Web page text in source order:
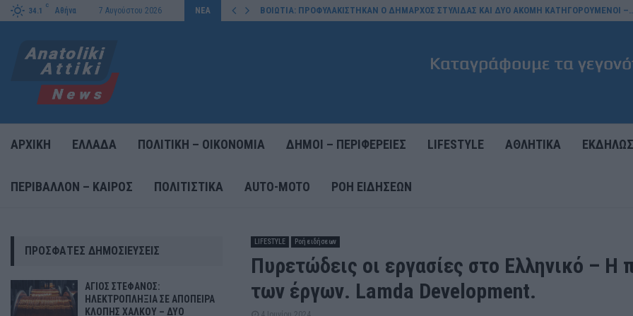
34.1
C
Αθήνα 7 Αυγούστου 2026 ΝΕΑ
– ΔΥΟ ΣΥΛΛΗΨΕΙΣ… ΒΟΙΩΤΙΑ: ΠΡΟΦΥΛΑΚΙΣΤΗΚΑΝ Ο ΔΗΜΑΡΧΟΣ ΣΤΥΛΙΔΑΣ ΚΑΙ ΔΥΟ ΑΚΟΜΗ ΚΑΤΗΓΟΡΟΥΜΕΝΟΙ
ΑΡΧΙΚΗ ΕΛΛΑΔΑ ΠΟΛΙΤΙΚΗ – ΟΙΚΟΝΟΜΙΑ ΔΗΜΟΙ – ΠΕΡΙΦΕΡΕΙΕΣ LIFESTYLE ΑΘΛΗΤΙΚΑ
ΠΕΡΙΒΑΛΛΟΝ – ΚΑΙΡΟΣ ΠΟΛΙΤΙΣΤΙΚΑ AUTO-MOTO ΡΟΉ ΕΙΔΉΣΕΩΝ
LIFESTYLE Ροή ειδήσεων
Πυρετώδεις οι εργασίες στο Ελληνικό – Η
των έργων. Lamda Development.
ΠΡΌΣΦΑΤΕΣ ΔΗΜΟΣΙΕΎΣΕΙΣ
ΑΓΙΟΣ ΣΤΕΦΑΝΟΣ:
ΗΛΕΚΤΡΟΠΛΗΞΙΑ ΣΕ ΑΠΟΠΕΙΡΑ
ΚΛΟΠΗΣ ΧΑΛΚΟΥ – ΔΥΟ